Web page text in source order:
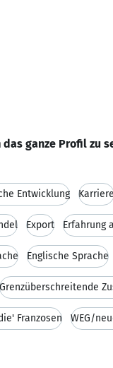
ganze Profil zu
Entwicklung
Export Erfahrung
Englische Sprache
Grenzüberschreitende
Franzosen WEG/